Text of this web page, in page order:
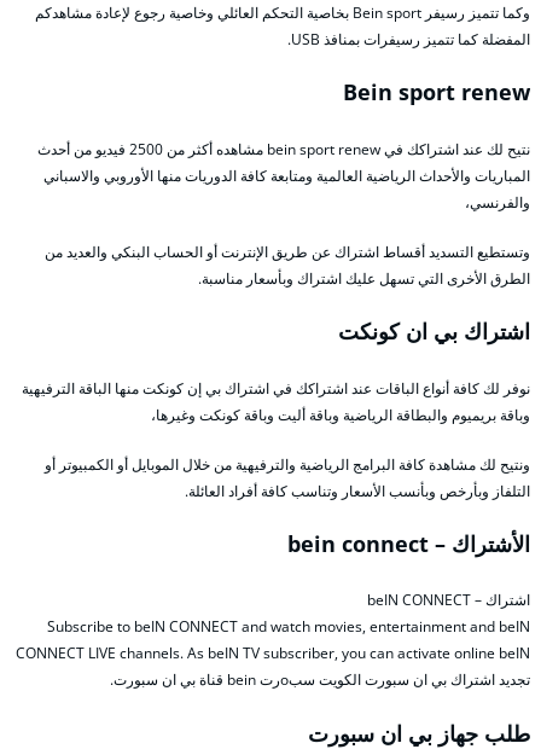
وكما تتميز رسيفر Bein sport بخاصية التحكم العائلي وخاصية رجوع لإعادة مشاهدكم
المفضلة كما تتميز رسيفرات بمنافذ USB.
Bein sport renew
نتيح لك عند اشتراكك في bein sport renew مشاهده أكثر من 2500 فيديو من أحدث
المباريات والأحداث الرياضية العالمية ومتابعة كافة الدوريات منها الأوروبي والاسباني
والفرنسي،
وتستطيع التسديد أقساط اشتراك عن طريق الإنترنت أو الحساب البنكي والعديد من
الطرق الأخرى التي تسهل عليك اشتراك وبأسعار مناسبة.
اشتراك بي ان كونكت
نوفر لك كافة أنواع الباقات عند اشتراكك في اشتراك بي إن كونكت منها الباقة الترفيهية
وباقة بريميوم والبطاقة الرياضية وباقة أليت وباقة كونكت وغيرها،
ونتيح لك مشاهدة كافة البرامج الرياضية والترفيهية من خلال الموبايل أو الكمبيوتر أو
التلفاز وبأرخص وبأنسب الأسعار وتناسب كافة أفراد العائلة.
الأشتراك – bein connect
اشتراك – beIN CONNECT
Subscribe to beIN CONNECT and watch movies, entertainment and beIN
CONNECT LIVE channels. As beIN TV subscriber, you can activate online beIN
تجديد اشتراك بي ان سبورت الكويت سبoرت bein قناة بي ان سبورت.
طلب جهاز بي ان سبورت